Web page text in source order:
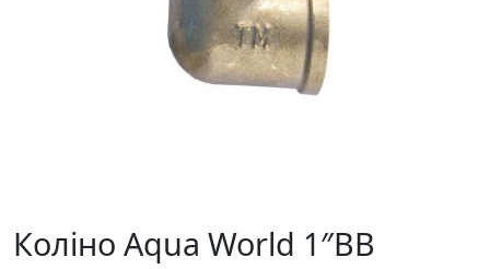
Коліно Aqua World 1″BB